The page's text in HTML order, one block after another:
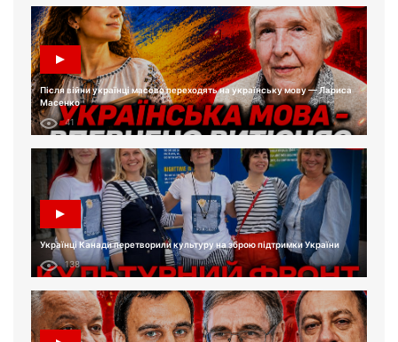
Після війни українці масово переходять на українську мову — Лариса
Масенко
41
Українці Канади перетворили культуру на зброю підтримки України
138